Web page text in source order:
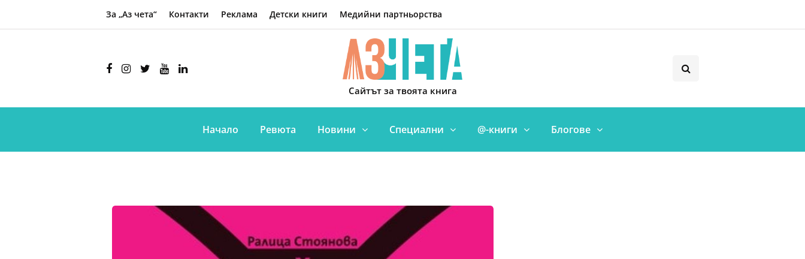
За „Аз чета“ Контакти Реклама Детски книги Медийни партньорства
Сайтът за твоята книга
Начало Ревюта Новини Специални @-книги Блогове